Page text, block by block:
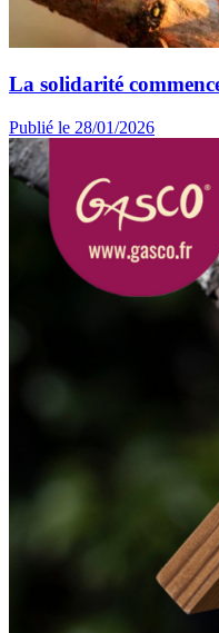
La solidarité
Publié le 28/01/2026